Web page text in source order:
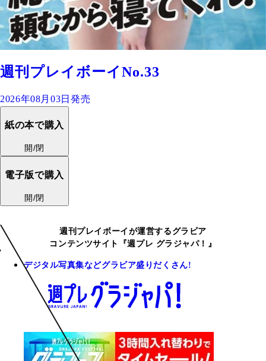
週刊プレイボーイNo.33
2026年08月03日発売
紙の本で購入
開/閉
電子版で購入
開/閉
週刊プレイボーイが運営するグラビア
コンテンツサイト『週プレ グラジャパ！』
デジタル写真集などグラビア盛りだくさん!